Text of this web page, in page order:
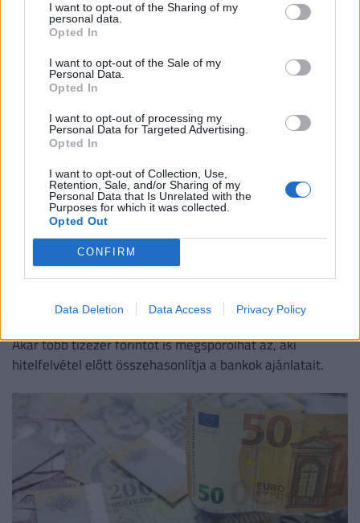
I want to opt-out of the Sharing of my
personal data.
Opted In
I want to opt-out of the Sale of my
Personal Data.
Opted In
I want to opt-out of processing my
Personal Data for Targeted Advertising.
Opted In
I want to opt-out of Collection, Use,
Retention, Sale, and/or Sharing of my
Personal Data that Is Unrelated with the
Purposes for which it was collected.
Opted Out
CONFIRM
Data Deletion Data Access Privacy Policy
Technikai problémák adódhatnak egyes OTP Bank által
kibocsátott bankkártyák működésében.
Kőkemény versenyben a hazai bankok: durván
aki most lép
Akár több tízezer forintot is megspórolhat az, aki
hitelfelvétel előtt összehasonlítja a bankok ajánlatait.